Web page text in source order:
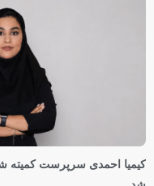
کیمیا احمدی سرپرست کمیته